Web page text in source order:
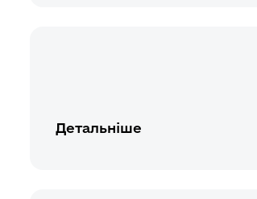
Детальніше